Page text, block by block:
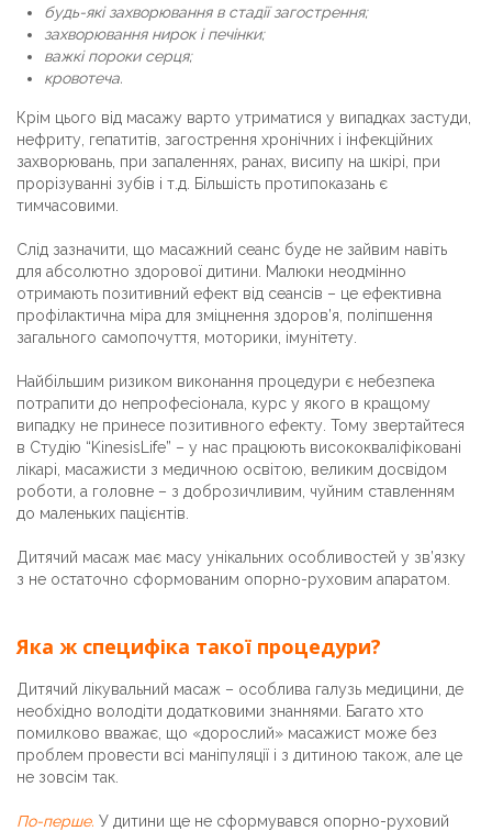
будь-які захворювання в стадії загострення;
захворювання нирок і печінки;
важкі пороки серця;
кровотеча.
Крім цього від масажу варто утриматися у випадках застуди,
нефриту, гепатитів, загострення хронічних і інфекційних
захворювань, при запаленнях, ранах, висипу на шкірі, при
прорізуванні зубів і т.д. Більшість протипоказань є
тимчасовими.
Слід зазначити, що масажний сеанс буде не зайвим навіть
для абсолютно здорової дитини. Малюки неодмінно
отримають позитивний ефект від сеансів – це ефективна
профілактична міра для зміцнення здоров’я, поліпшення
загального самопочуття, моторики, імунітету.
Найбільшим ризиком виконання процедури є небезпека
потрапити до непрофесіонала, курс у якого в кращому
випадку не принесе позитивного ефекту. Тому звертайтеся
в Студію “KinesisLife” – у нас працюють висококваліфіковані
лікарі, масажисти з медичною освітою, великим досвідом
роботи, а головне – з доброзичливим, чуйним ставленням
до маленьких пацієнтів.
Дитячий масаж має масу унікальних особливостей у зв’язку
з не остаточно сформованим опорно-руховим апаратом.
Яка ж специфіка такої процедури?
Дитячий лікувальний масаж – особлива галузь медицини, де
необхідно володіти додатковими знаннями. Багато хто
помилково вважає, що «дорослий» масажист може без
проблем провести всі маніпуляції і з дитиною також, але це
не зовсім так.
По-перше. У дитини ще не сформувався опорно-руховий